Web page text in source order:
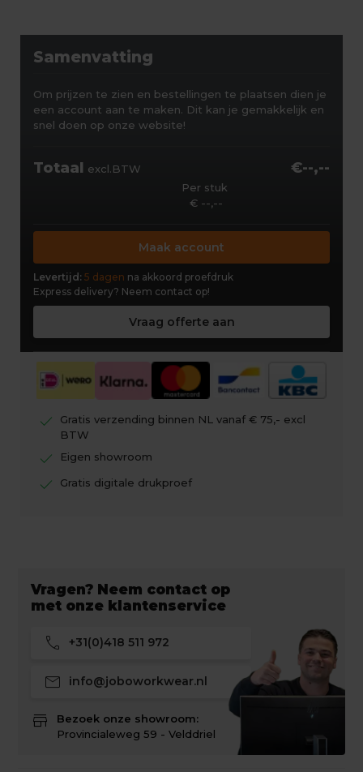
Samenvatting
Om prijzen te zien en bestellingen te plaatsen dien je
een account aan te maken. Dit kan je gemakkelijk en
snel doen op onze website!
Totaal excl.BTW €--,--
Per stuk
€ --,--
Maak account
Levertijd: 5 dagen na akkoord proefdruk
Express delivery? Neem contact op!
Vraag offerte aan
check
Gratis verzending binnen NL vanaf € 75,- excl
BTW
check Eigen showroom
check Gratis digitale drukproef
Vragen? Neem contact op
met onze klantenservice
call +31(0)418 511 972
mail info@joboworkwear.nl
store
Bezoek onze showroom:
Provincialeweg 59 - Velddriel